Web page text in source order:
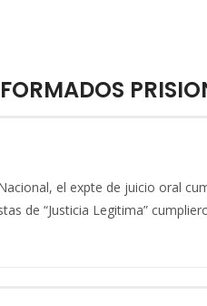
el expte de juicio oral
de “Justicia Legitima”